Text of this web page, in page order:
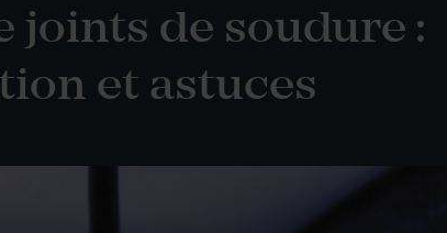
joints de soudure :
et astuces